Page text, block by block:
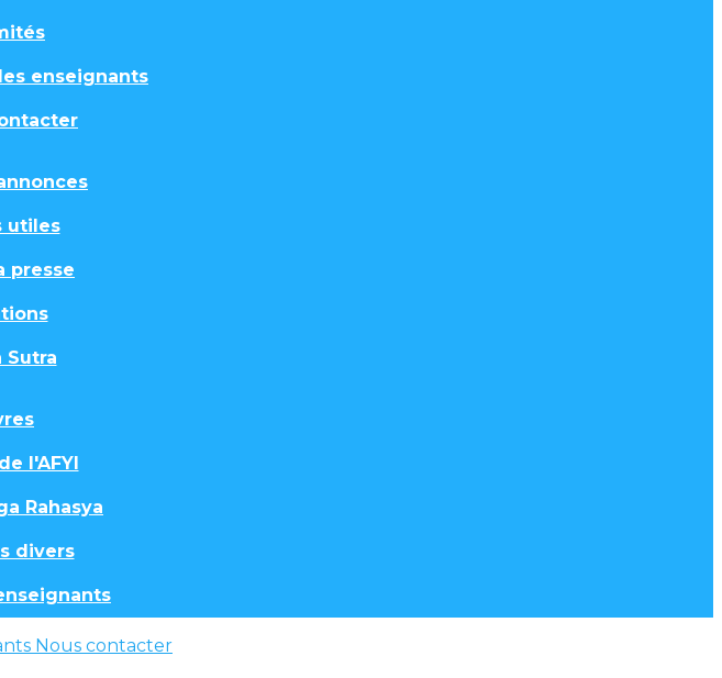
enseignants
utiles
presse
Sutra
l'AFYI
Rahasya
divers
Nous contacter